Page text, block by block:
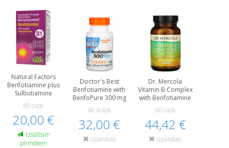
Natural Factors
Benfotiamine plus
Sulbutiamine
60 caps
20,00 €
Izsūtīsim
pirmdien!
Doctor's Best
Benfotiamine with
BenfoPure 300 mg
60 vcaps
32,00 €
Izpārdots
Dr. Mercola
Vitamin B Complex
with Benfotiamine
60 caps
44,42 €
Izpārdots